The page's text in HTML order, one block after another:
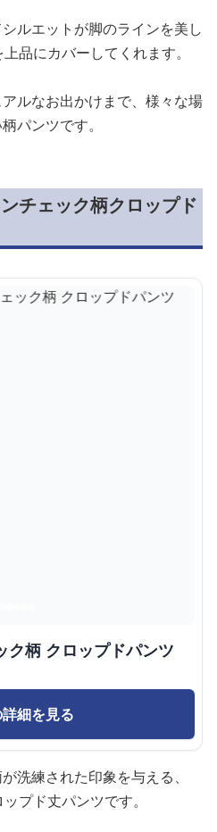
ルエットが脚のラインを美し
品にカバーしてくれます。
ルなお出かけまで、様々な場
パンツです。
チェック柄クロップド
ク柄 クロップドパンツ
細を見る
洗練された印象を与える、
プド丈パンツです。